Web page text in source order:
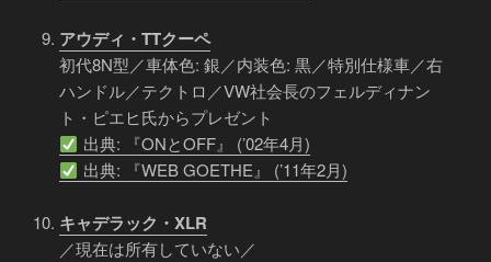
アウディ・TTクーペ
初代8N型／車体色: 銀／内装色: 黒／特別仕様車／右
ハンドル／テクトロ／VW社会長のフェルディナン
ト・ピエヒ氏からプレゼント
出典: 『ONとOFF』 (’02年4月)
出典: 『WEB GOETHE』 (’11年2月)
キャデラック・XLR
／現在は所有していない／